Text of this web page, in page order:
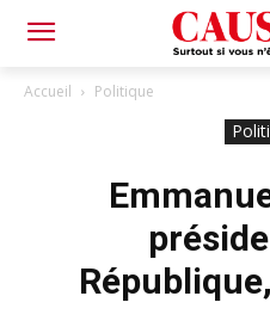
Accueil Politique